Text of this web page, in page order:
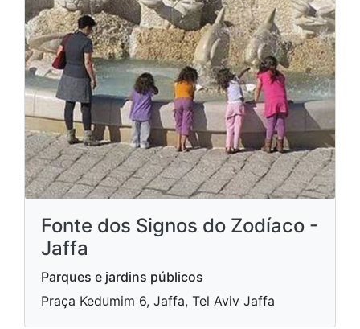
Fonte dos Signos do Zodíaco -
Jaffa
Parques e jardins públicos
Praça Kedumim 6, Jaffa, Tel Aviv Jaffa